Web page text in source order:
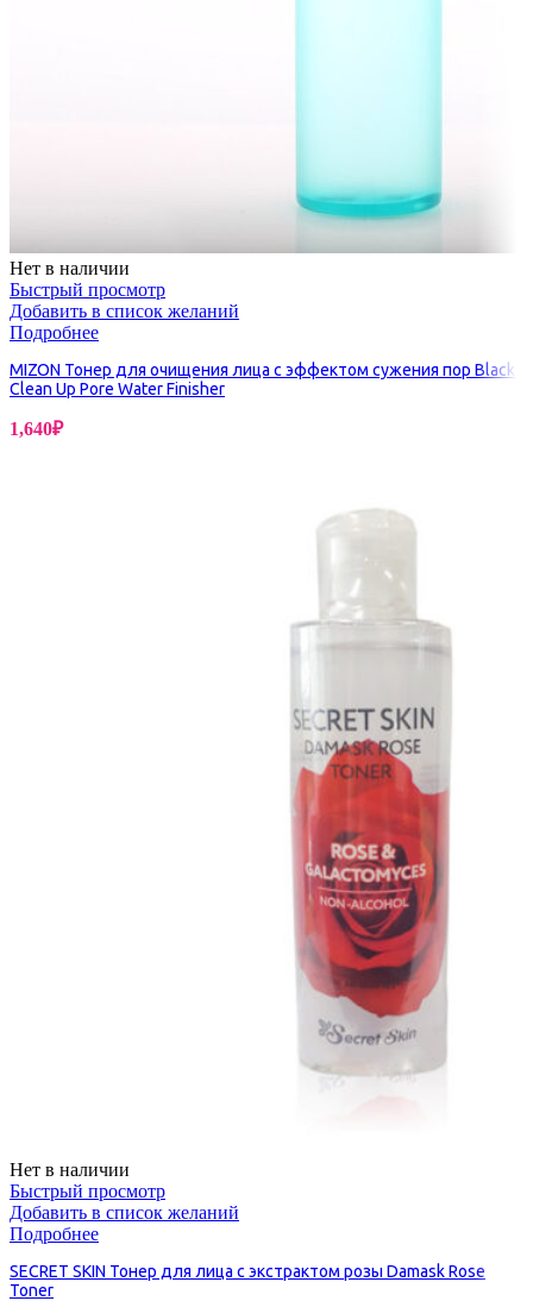
Нет в наличии
Быстрый просмотр
Добавить в список желаний
Подробнее
MIZON Тонер для очищения лица с эффектом сужения пор Black
Clean Up Pore Water Finisher
1,640₽
Нет в наличии
Быстрый просмотр
Добавить в список желаний
Подробнее
SECRET SKIN Тонер для лица с экстрактом розы Damask Rose
Toner